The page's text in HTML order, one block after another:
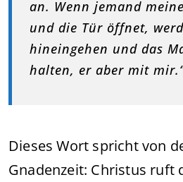
an. Wenn jemand
und die Tür öffnet,
hineingehen und das
halten, er aber mit
Dieses Wort spricht von
Gnadenzeit: Christus ruft